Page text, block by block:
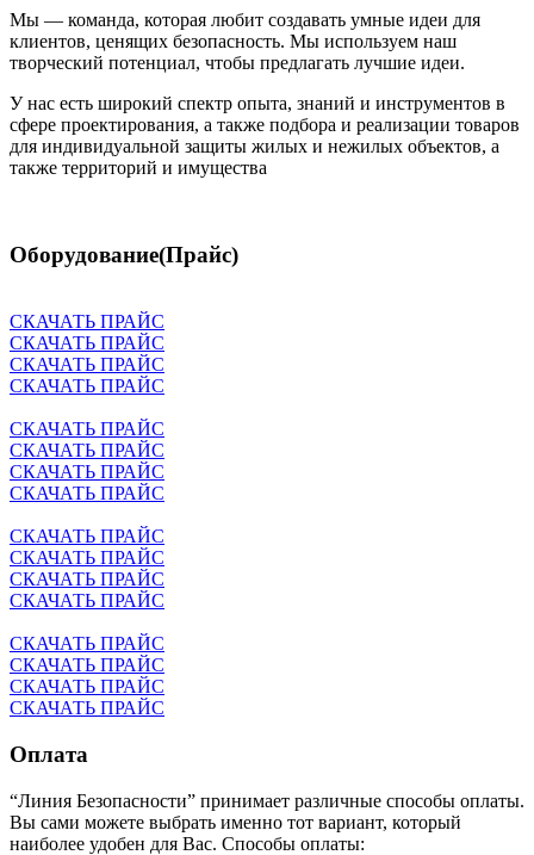
Мы — команда, которая любит создавать умные идеи для
клиентов, ценящих безопасность. Мы используем наш
творческий потенциал, чтобы предлагать лучшие идеи.
У нас есть широкий спектр опыта, знаний и инструментов в
сфере проектирования, а также подбора и реализации товаров
для индивидуальной защиты жилых и нежилых объектов, а
также территорий и имущества
Оборудование(Прайс)
СКАЧАТЬ ПРАЙС
СКАЧАТЬ ПРАЙС
СКАЧАТЬ ПРАЙС
СКАЧАТЬ ПРАЙС
СКАЧАТЬ ПРАЙС
СКАЧАТЬ ПРАЙС
СКАЧАТЬ ПРАЙС
СКАЧАТЬ ПРАЙС
СКАЧАТЬ ПРАЙС
СКАЧАТЬ ПРАЙС
СКАЧАТЬ ПРАЙС
СКАЧАТЬ ПРАЙС
СКАЧАТЬ ПРАЙС
СКАЧАТЬ ПРАЙС
СКАЧАТЬ ПРАЙС
СКАЧАТЬ ПРАЙС
Оплата
“Линия Безопасности” принимает различные способы оплаты.
Вы сами можете выбрать именно тот вариант, который
наиболее удобен для Вас. Способы оплаты: